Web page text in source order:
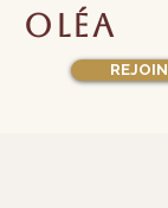
oléa